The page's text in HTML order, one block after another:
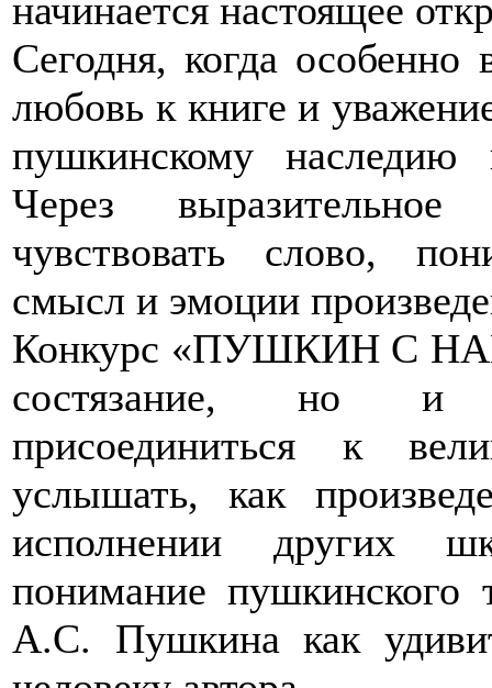
начинается настоящее
Сегодня, когда особенно
любовь к книге и
пушкинскому наследию
Через
чувствовать слово,
смысл и эмоции
Конкурс «ПУШКИН С
состязание, но и
присоединиться к
услышать, как
исполнении других
понимание пушкинского
А.С. Пушкина как